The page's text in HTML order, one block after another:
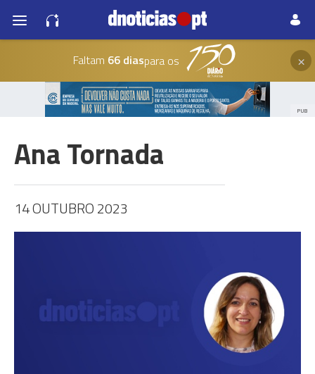
Faltam 66 diaspara os ×
PUB
Ana Tornada
14 OUTUBRO 2023